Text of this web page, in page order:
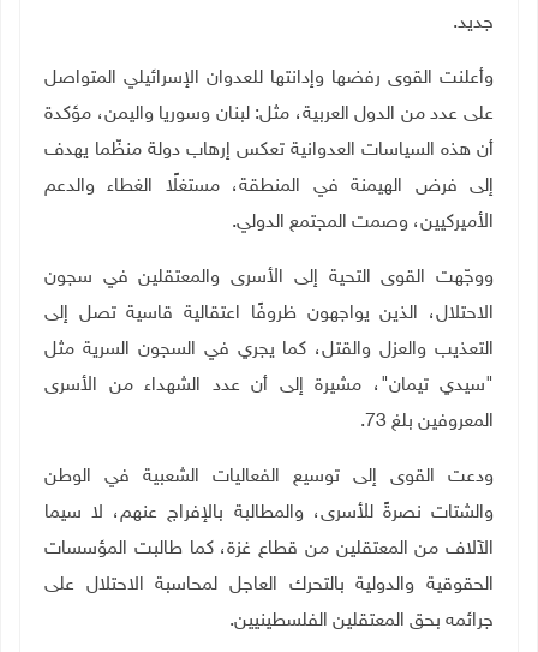
جديد.
وأعلنت القوى رفضها وإدانتها للعدوان الإسرائيلي المتواصل
على عدد من الدول العربية، مثل: لبنان وسوريا واليمن، مؤكدة
أن هذه السياسات العدوانية تعكس إرهاب دولة منظّما يهدف
إلى فرض الهيمنة في المنطقة، مستغلًا الغطاء والدعم
الأميركيين، وصمت المجتمع الدولي.
ووجّهت القوى التحية إلى الأسرى والمعتقلين في سجون
الاحتلال، الذين يواجهون ظروفًا اعتقالية قاسية تصل إلى
التعذيب والعزل والقتل، كما يجري في السجون السرية مثل
"سيدي تيمان"، مشيرة إلى أن عدد الشهداء من الأسرى
المعروفين بلغ 73
.
ودعت القوى إلى توسيع الفعاليات الشعبية في الوطن
والشتات نصرةً للأسرى، والمطالبة بالإفراج عنهم، لا سيما
الآلاف من المعتقلين من قطاع غزة، كما طالبت المؤسسات
الحقوقية والدولية بالتحرك العاجل لمحاسبة الاحتلال على
جرائمه بحق المعتقلين الفلسطينيين.